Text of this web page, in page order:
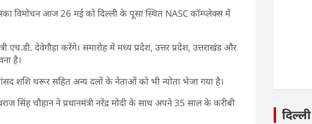
विमोचन आज 26 मई को दिल्ली के पूसा स्थित NASC कॉम्प्लेक्स में
एच.डी. देवेगौड़ा करेंगे। समारोह में मध्य प्रदेश, उत्तर प्रदेश, उत्तराखंड और
है।
शशि थरूर सहित अन्य दलों के नेताओं को भी न्योता भेजा गया है।
सिंह चौहान ने प्रधानमंत्री नरेंद्र मोदी के साथ अपने 35 साल के करीबी
दिल्ली